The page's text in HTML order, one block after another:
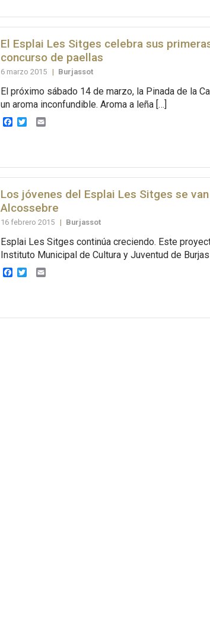
El Esplai Les Sitges celebra sus
concurso de paellas
6 marzo 2015 | Burjassot
El próximo sábado 14 de marzo, la Pinada de la
un aroma inconfundible. Aroma a leña […]
Facebook
TwitterEmail
Los jóvenes del Esplai Les Sitges se
Alcossebre
16 febrero 2015 | Burjassot
Esplai Les Sitges continúa creciendo. Este
Instituto Municipal de Cultura y Juventud de
Facebook
Twitter